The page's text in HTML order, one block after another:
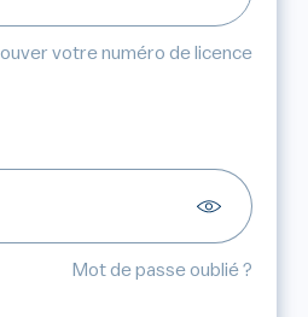
votre numéro de licence
Mot de passe oublié ?